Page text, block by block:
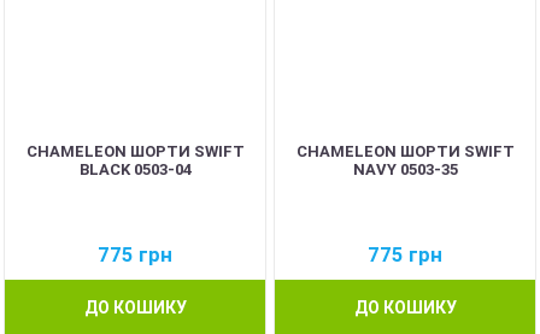
CHAMELEON ШОРТИ SWIFT
BLACK 0503-04
775 грн
ДО КОШИКУ
CHAMELEON ШОРТИ SWIFT
NAVY 0503-35
775 грн
ДО КОШИКУ